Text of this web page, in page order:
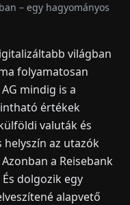
– egy hagyományos
világban
folyamatosan
mindig is a
értékek
valuták és
helyszín az utazók
a Reisebank
dolgozik egy
alapvető